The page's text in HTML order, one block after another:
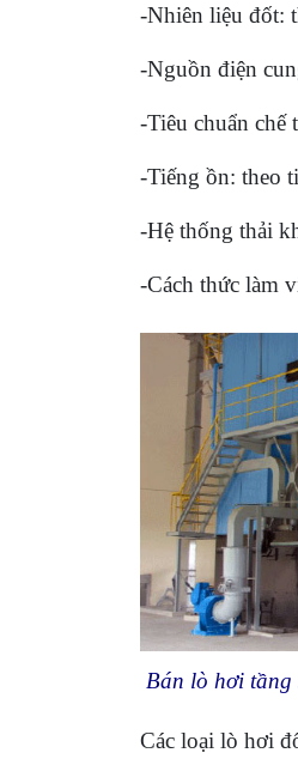
-Nhiên liệu đốt:
-Nguồn điện
-Tiêu chuẩn
-Tiếng ồn: theo
-Hệ thống thải
-Cách thức làm
Bán lò hơi
Các loại lò hơi